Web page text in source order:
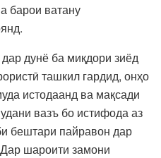
барои ватану
дунё ба миқдори зиёд
ташкил гардид, онҳо
истодаанд ва мақсади
вазъ бо истифода аз
бештари пайравон дар
шароити замони